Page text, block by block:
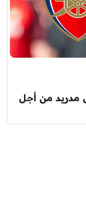
مدريد من أجل